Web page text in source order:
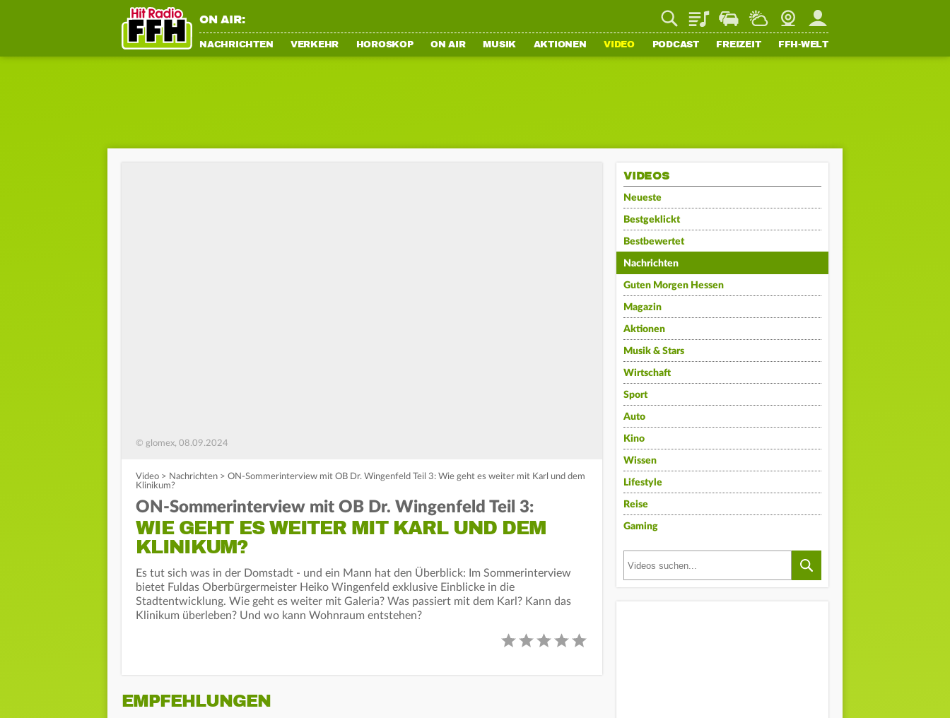
ON AIR: PlaylistStaupilotWetterWebcamMein FFH
NACHRICHTEN VERKEHR HOROSKOP ON AIR MUSIK AKTIONEN VIDEO PODCAST FREIZEIT FFH-WELT
© glomex, 08.09.2024
Video > Nachrichten > ON-Sommerinterview mit OB Dr. Wingenfeld Teil 3: Wie geht es weiter mit Karl und dem
Klinikum?
ON-Sommerinterview mit OB Dr. Wingenfeld Teil 3:
WIE GEHT ES WEITER MIT KARL UND DEM
KLINIKUM?
Es tut sich was in der Domstadt - und ein Mann hat den Überblick: Im Sommerinterview
bietet Fuldas Oberbürgermeister Heiko Wingenfeld exklusive Einblicke in die
Stadtentwicklung. Wie geht es weiter mit Galeria? Was passiert mit dem Karl? Kann das
Klinikum überleben? Und wo kann Wohnraum entstehen?
EMPFEHLUNGEN
VIDEOS
Neueste
Bestgeklickt
Bestbewertet
Nachrichten
Guten Morgen Hessen
Magazin
Aktionen
Musik & Stars
Wirtschaft
Sport
Auto
Kino
Wissen
Lifestyle
Reise
Gaming